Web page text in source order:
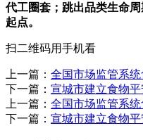
代工圈套；跳出品类生命
起点。
扫二维码用手机看
上一篇： 全国市场监管系
下一篇： 宣城市建立食物
上一篇： 全国市场监管系
下一篇： 宣城市建立食物